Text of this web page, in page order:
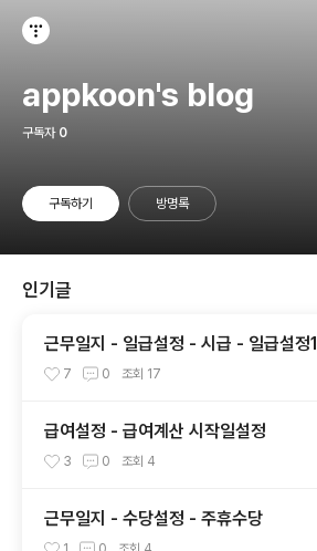
appkoon's blog
구독자 0
구독하기 방명록
인기글
근무일지 - 일급설정 - 시급 - 일급설정1
7 0 조회 17
급여설정 - 급여계산 시작일설정
3 0 조회 4
근무일지 - 수당설정 - 주휴수당